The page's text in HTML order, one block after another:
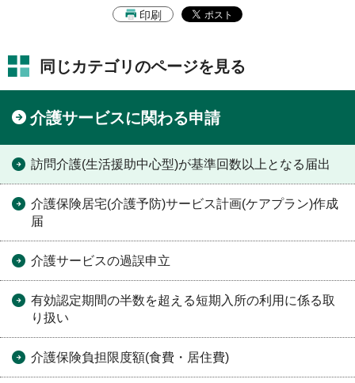
印刷
同じカテゴリのページを見る
介護サービスに関わる申請
訪問介護(生活援助中心型)が基準回数以上となる届出
介護保険居宅(介護予防)サービス計画(ケアプラン)作成
届
介護サービスの過誤申立
有効認定期間の半数を超える短期入所の利用に係る取
り扱い
介護保険負担限度額(食費・居住費)